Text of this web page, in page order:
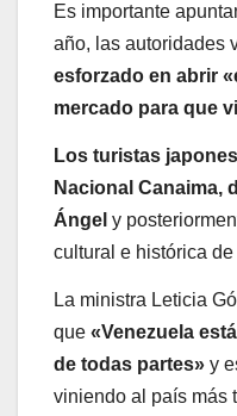
Es importante
año, las autoridades
esforzado en abrir
mercado para que
Los turistas
Nacional Canaima,
Ángel y
cultural e histórica
La ministra Leticia
que «Venezuela
de todas partes» y
viniendo al país más